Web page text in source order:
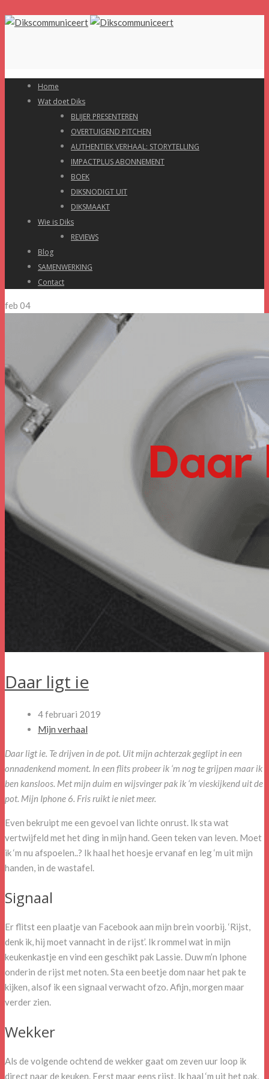
Home
Wat doet Diks
BLIJER PRESENTEREN
OVERTUIGEND PITCHEN
AUTHENTIEK VERHAAL: STORYTELLING
IMPACTPLUS ABONNEMENT
BOEK
DIKSNODIGT UIT
DIKSMAAKT
Wie is Diks
REVIEWS
Blog
SAMENWERKING
Contact
feb 04
Daar ligt ie
4 februari 2019
Mijn verhaal
Daar ligt ie. Te drijven in de pot. Uit mijn achterzak geglipt in een
onnadenkend moment. In een flits probeer ik ‘m nog te grijpen maar ik
ben kansloos. Met mijn duim en wijsvinger pak ik ‘m vieskijkend uit de
pot. Mijn Iphone 6. Fris ruikt ie niet meer.
Even bekruipt me een gevoel van lichte onrust. Ik sta wat
vertwijfeld met het ding in mijn hand. Geen teken van leven. Moet
ik ‘m nu afspoelen..? Ik haal het hoesje ervanaf en leg ‘m uit mijn
handen, in de wastafel.
Signaal
Er flitst een plaatje van Facebook aan mijn brein voorbij. ‘Rijst,
denk ik, hij moet vannacht in de rijst’. Ik rommel wat in mijn
keukenkastje en vind een geschikt pak Lassie. Duw m’n Iphone
onderin de rijst met noten. Sta een beetje dom naar het pak te
kijken, alsof ik een signaal verwacht ofzo. Afijn, morgen maar
verder zien.
Wekker
Als de volgende ochtend de wekker gaat om zeven uur loop ik
direct naar de keuken. Eerst maar eens rijst. Ik haal ‘m uit het pak,